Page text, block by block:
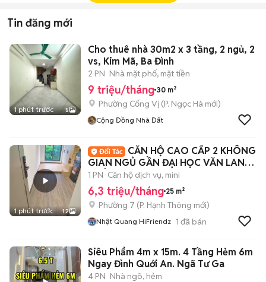
Tin đăng mới
1 phút trước 5
Cho thuê nhà 30m2 x 3 tầng, 2 ngủ, 2
vs, Kim Mã, Ba Đình
2 PN Nhà mặt phố, mặt tiền
9 triệu/tháng 30 m²
Phường Cống Vị (P. Ngọc Hà mới)
Cộng Đồng Nhà Đất
1 phút trước 12
CĂN HỘ CAO CẤP 2 KHÔNG
GIAN NGỦ GẦN ĐẠI HỌC VĂN LANG
- CÔNG NGHIỆP 🏡
1 PN Căn hộ dịch vụ, mini
6,3 triệu/tháng 25 m²
Phường 7 (P. Hạnh Thông mới)
Nhật Quang HiFriendz 1 đã bán
Siêu Phẩm 4m x 15m. 4 Tầng Hẻm 6m
Ngay Đình Quới An. Ngã Tư Ga
4 PN Nhà ngõ, hẻm